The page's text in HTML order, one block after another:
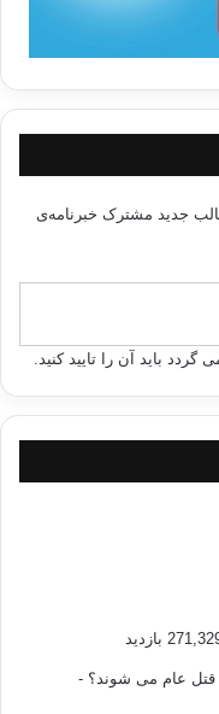
جدید مشترک خبرنامه‌ی
باید آن را تایید کنید.
قتل عام می شوند؟ -